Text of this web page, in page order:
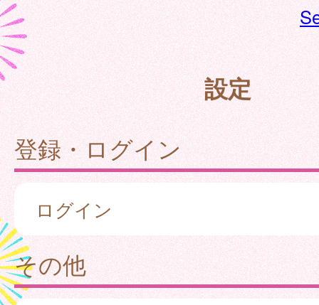
設定
登録・ログイン
ログイン
その他